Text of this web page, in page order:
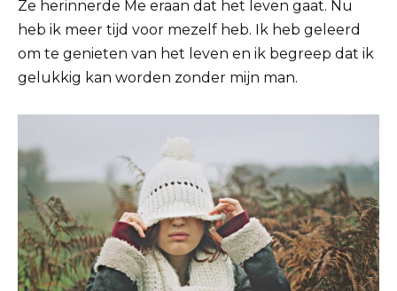
Ze herinnerde Me eraan dat het leven gaat. Nu
heb ik meer tijd voor mezelf heb. Ik heb geleerd
om te genieten van het leven en ik begreep dat ik
gelukkig kan worden zonder mijn man.